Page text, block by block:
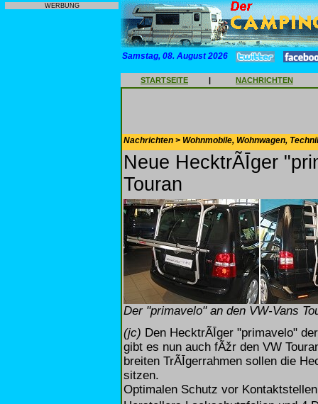
WERBUNG
Samstag, 08. August 2026
STARTSEITE | NACHRICHTEN
Nachrichten > Wohnmobile, Wohnwagen,
Neue HecktrÃĪger
Touran
Der "primavelo" an den VW-Vans
(jc) Den HecktrÃĪger "primavelo"
gibt es nun auch fÃžr den VW
breiten TrÃĪgerrahmen sollen die
sitzen.
Optimalen Schutz vor